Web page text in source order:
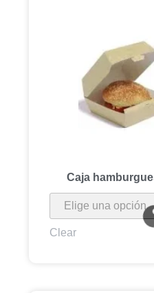
Caja
Clear